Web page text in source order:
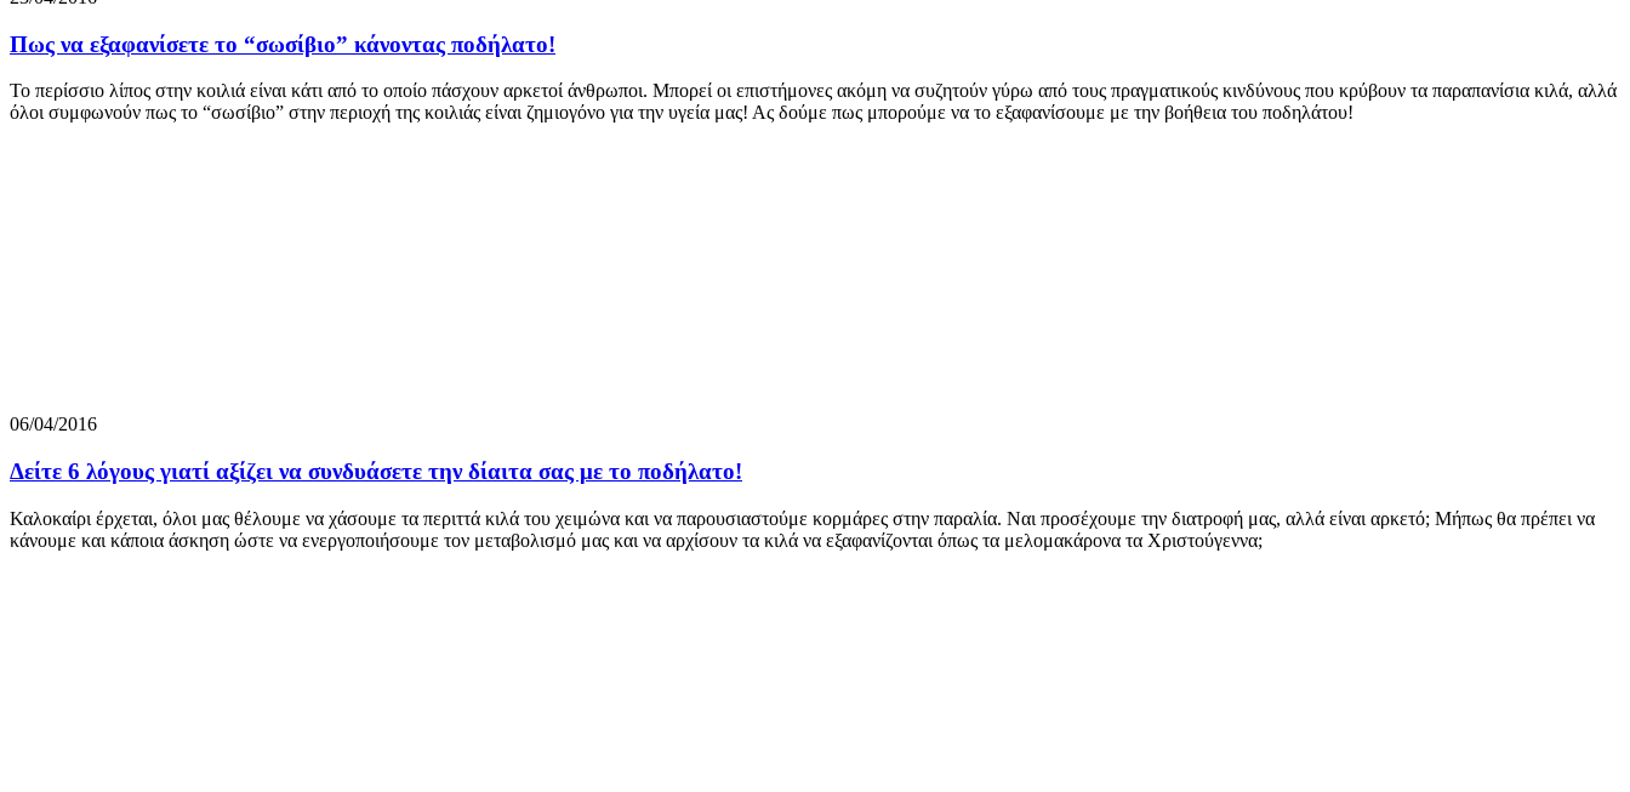
Πως να εξαφανίσετε το “σωσίβιο” κάνοντας ποδήλατο!
Το περίσσιο λίπος στην κοιλιά είναι κάτι από το οποίο πάσχουν αρκετοί άνθρωποι. Μπορεί οι επιστήμονες ακόμη να συζητούν γύρω από τους πραγματικούς κινδύνους που κρύβουν τα παραπανίσια κιλά, αλλά
όλοι συμφωνούν πως το “σωσίβιο” στην περιοχή της κοιλιάς είναι ζημιογόνο για την υγεία μας! Ας δούμε πως μπορούμε να το εξαφανίσουμε με την βοήθεια του ποδηλάτου!
06/04/2016
Δείτε 6 λόγους γιατί αξίζει να συνδυάσετε την δίαιτα σας με το ποδήλατο!
Καλοκαίρι έρχεται, όλοι μας θέλουμε να χάσουμε τα περιττά κιλά του χειμώνα και να παρουσιαστούμε κορμάρες στην παραλία. Ναι προσέχουμε την διατροφή μας, αλλά είναι αρκετό; Μήπως θα πρέπει να
κάνουμε και κάποια άσκηση ώστε να ενεργοποιήσουμε τον μεταβολισμό μας και να αρχίσουν τα κιλά να εξαφανίζονται όπως τα μελομακάρονα τα Χριστούγεννα;